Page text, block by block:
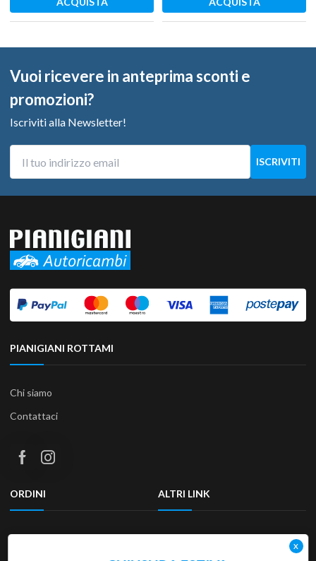
Vuoi ricevere in anteprima sconti e
promozioni?
Iscriviti alla Newsletter!
PIANIGIANI ROTTAMI
Chi siamo
Contattaci
ORDINI
Termini e condizioni
ALTRI LINK
Privacy Policy